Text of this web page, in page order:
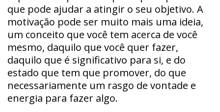
que pode ajudar a atingir o seu objetivo. A
motivação pode ser muito mais uma ideia,
um conceito que você tem acerca de você
mesmo, daquilo que você quer fazer,
daquilo que é significativo para si, e do
estado que tem que promover, do que
necessariamente um rasgo de vontade e
energia para fazer algo.